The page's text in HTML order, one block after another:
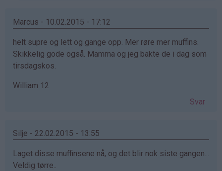
Marcus - 10.02.2015 - 17:12
helt supre og lett og gange opp. Mer røre mer muffins.
Skikkelig gode også. Mamma og jeg bakte de i dag som
tirsdagskos.
William 12
Svar
Silje - 22.02.2015 - 13:55
Laget disse muffinsene nå, og det blir nok siste gangen...
Veldig tørre..